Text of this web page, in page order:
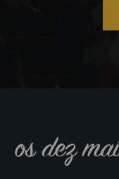
os dez